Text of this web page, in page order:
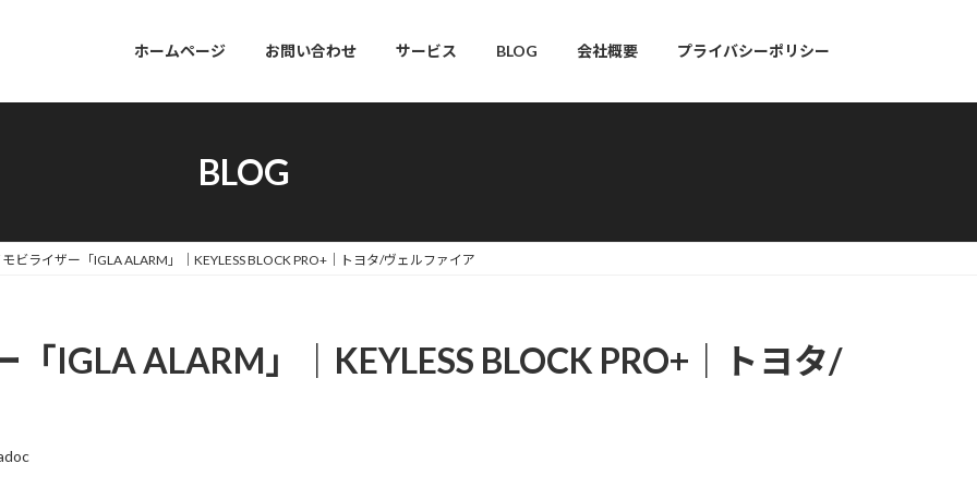
ホームページ お問い合わせ サービス BLOG 会社概要 プライバシーポリシー
BLOG
ビライザー「IGLA ALARM」｜KEYLESS BLOCK PRO+｜トヨタ/ヴェルファイア
IGLA ALARM」｜KEYLESS BLOCK PRO+｜トヨタ/